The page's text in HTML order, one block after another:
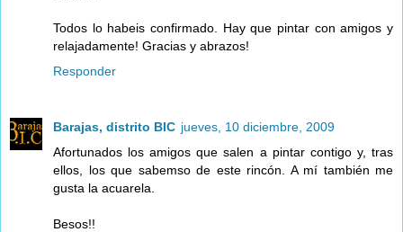
Todos lo habeis confirmado. Hay que pintar con amigos y
relajadamente! Gracias y abrazos!
Responder
Barajas, distrito BIC jueves, 10 diciembre, 2009
Afortunados los amigos que salen a pintar contigo y, tras
ellos, los que sabemso de este rincón. A mí también me
gusta la acuarela.
Besos!!